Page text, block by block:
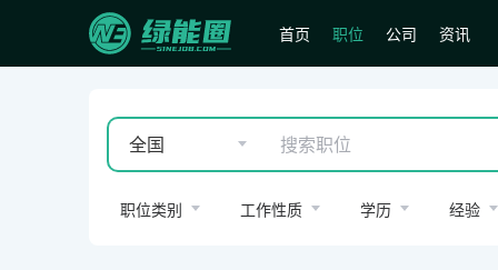
首页 职位 公司 资讯
全国
职位类别 1) 工作性质 学历 经